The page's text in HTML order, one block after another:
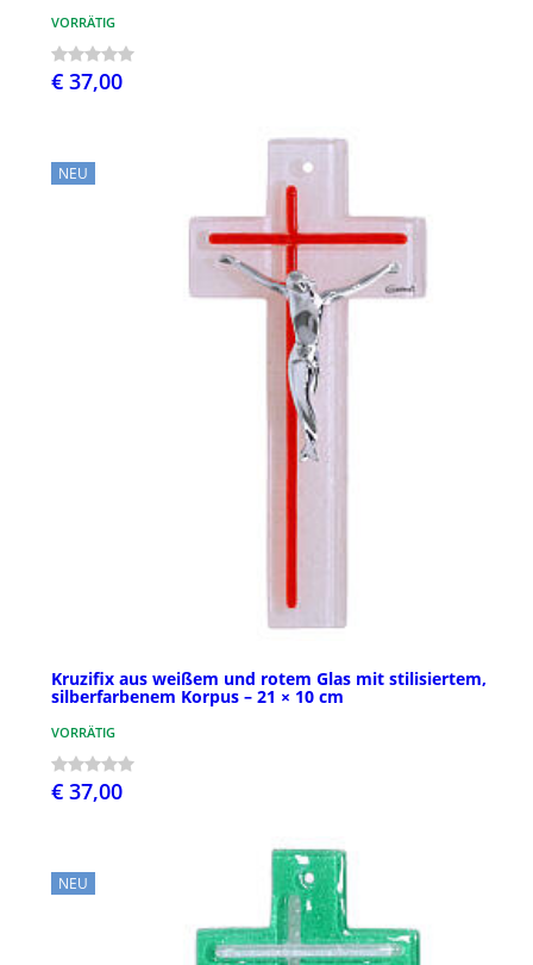
VORRÄTIG
€ 37,00
NEU
Kruzifix aus weißem und rotem Glas mit stilisiertem,
silberfarbenem Korpus – 21 × 10 cm
VORRÄTIG
€ 37,00
NEU